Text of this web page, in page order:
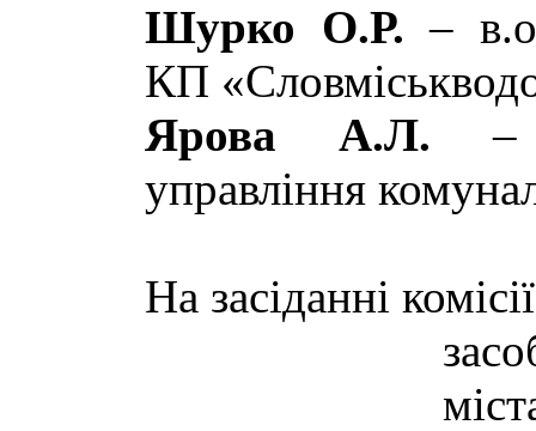
Шурко О.Р. –
КП
Ярова А.Л. –
управління
На засіданні